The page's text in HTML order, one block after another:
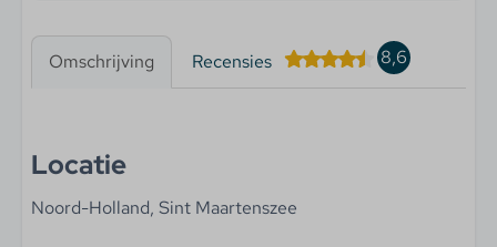
Omschrijving Recensies 8,6
Locatie
Noord-Holland, Sint Maartenszee